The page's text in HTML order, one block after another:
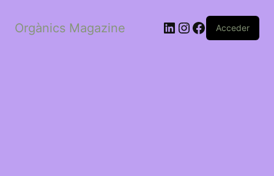
Orgànics Magazine LinkedIn
Instagram
Facebook
Acceder